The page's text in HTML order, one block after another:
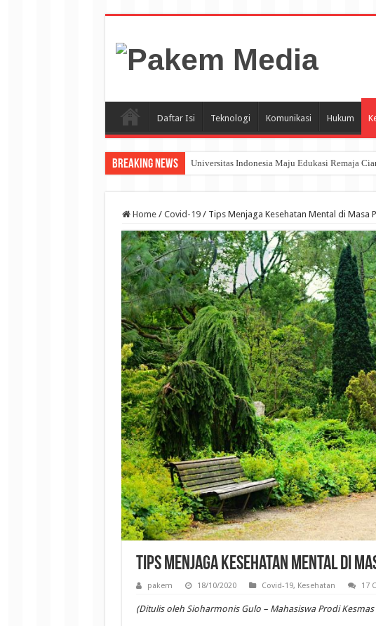
Daftar Isi Teknologi Komunikasi Hukum
Breaking News Universitas Indonesia Maju Edukasi Remaja
Home / Covid-19 / Tips Menjaga Kesehatan Mental di Masa
Tips Menjaga Kesehatan Mental di
pakem 18/10/2020 Covid-19, Kesehatan 17
(Ditulis oleh Sioharmonis Gulo – Mahasiswa Prodi Kesmas